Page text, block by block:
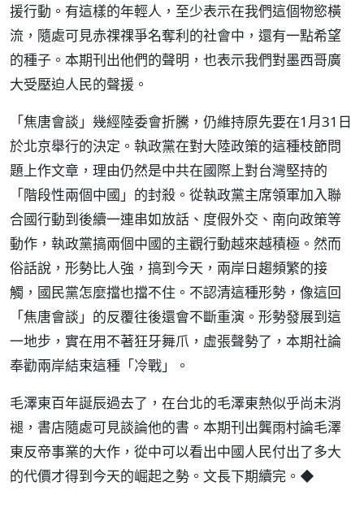
援行動。有這樣的年輕人，至少表示在我們這個物慾橫
流，隨處可見赤祼祼爭名奪利的社會中，還有一點希望
的種子。本期刊出他們的聲明，也表示我們對墨西哥廣
大受壓迫人民的聲援。
「焦唐會談」幾經陸委會折騰，仍維持原先要在1月31日
於北京舉行的決定。執政黨在對大陸政策的這種枝節問
題上作文章，理由仍然是中共在國際上對台灣堅持的
「階段性兩個中國」的封殺。從執政黨主席領軍加入聯
合國行動到後續一連串如放話、度假外交、南向政策等
動作，執政黨搞兩個中國的主觀行動越來越積極。然而
俗話說，形勢比人強，搞到今天，兩岸日趨頻繁的接
觸，國民黨怎麼擋也擋不住。不認清這種形勢，像這回
「焦唐會談」的反覆往後還會不斷重演。形勢發展到這
一地步，實在用不著狂牙舞爪，虛張聲勢了，本期社論
奉勸兩岸結束這種「冷戰」。
毛澤東百年誕辰過去了，在台北的毛澤東熱似乎尚未消
褪，書店隨處可見談論他的書。本期刊出龔雨村論毛澤
東反帝事業的大作，從中可以看出中國人民付出了多大
的代價才得到今天的崛起之勢。文長下期續完。◆